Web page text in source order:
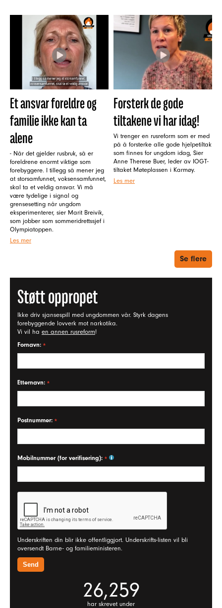
Et ansvar foreldre og
familie ikke kan ta
alene
- Når det gjelder rusbruk, så er
foreldrene enormt viktige som
forebyggere. I tillegg så mener jeg
at storsamfunnet, voksensamfunnet,
skal ta et veldig ansvar. Vi må
være tydelige i signal og
grensesetting når ungdom
eksperimenterer, sier Marit Breivik,
som jobber som sommeridrettssjef i
Olympiatoppen.
Les mer
Forsterk de gode
tiltakene vi har idag!
Vi trenger en rusreform som er med
på å forsterke alle gode hjelpetiltak
som finnes for ungdom idag, Sier
Anne Therese Buer, leder av IOGT-
tiltaket Møteplassen i Karmøy.
Les mer
Se flere
Støtt oppropet
Ikke driv sjansespill med ungdommen vår. Styrk dagens
forebyggende lovverk mot narkotika.
Vi vil ha en annen rusreform!
Fornavn:
Etternavn:
Postnummer:
Mobilnummer (for verifisering):
Underskriften din blir ikke offentliggjort. Underskrifts-listen vil bli
oversendt Barne- og familieministeren.
26,259
har skrevet under